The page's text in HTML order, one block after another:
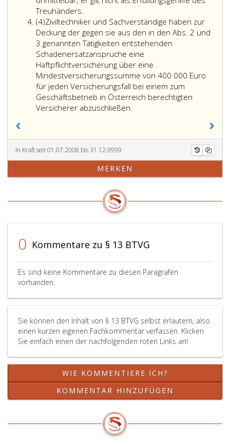
der
Fertigstellungsgrad
desjenigen
Bauwerks
maßgeblich,
auf
das
sich
der
Erwerbers
bezieht.
Treuhänders.
Feststellung
der
ausreichenden
Deckung
eines
vom
Bauträger
gemäß
Paragraph
Pfandrechts
sowie
zur
Feststellung
Wertes
der
bebauenden
im
des
Absatz
kann
der
Treuhänder
einen
allgemein
beeideten
und
gerichtlich
Sachverständigen
(4)Absatz
4
Ziviltechniker und Sachverständige haben zur
Deckung der gegen sie aus den in den Abs. 2 und
3 genannten Tätigkeiten entstehenden
Schadenersatzansprüche eine
Haftpflichtversicherung über eine
Mindestversicherungssumme von 400 000 Euro
für jeden Versicherungsfall bei einem zum
Geschäftsbetrieb in Österreich berechtigten
Versicherer abzuschließen.
haben
Deckung
der
aus
in
Absatz
und
Tätigkeiten
Schadenersatzansprüche
eine
Haftpflichtversicherung
über
eine
von
400 000 Euro
In Kraft seit 01.07.2008 bis 31.12.9999
MERKEN
0 Kommentare zu § 13 BTVG
Es sind keine Kommentare zu diesen Paragrafen
vorhanden.
Sie können den Inhalt von § 13 BTVG selbst erläutern, also
einen kurzen eigenen Fachkommentar verfassen. Klicken
Sie einfach einen der nachfolgenden roten Links an!
WIE KOMMENTIERE ICH?
KOMMENTAR HINZUFÜGEN